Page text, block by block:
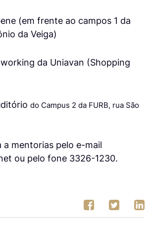
(em frente ao campos 1 da
da Veiga)
da Uniavan (Shopping
do Campus 2 da FURB, rua São
a mentorias pelo e-mail
ou pelo fone 3326-1230.